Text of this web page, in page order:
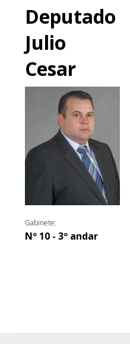
Deputado
Julio
Cesar
Gabinete:
Nº 10 - 3º andar